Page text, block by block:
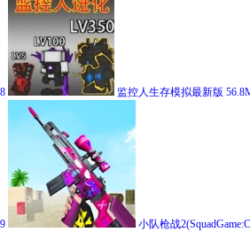
8 监控人生存模拟最新版
9
小队枪战